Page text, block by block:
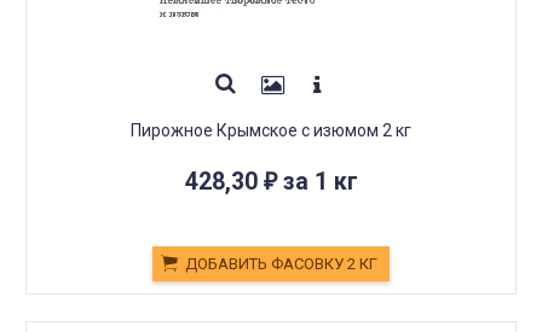
Пирожное Крымское с изюмом 2 кг
428,30 ₽за 1 кг
ДОБАВИТЬ ФАСОВКУ 2 КГ